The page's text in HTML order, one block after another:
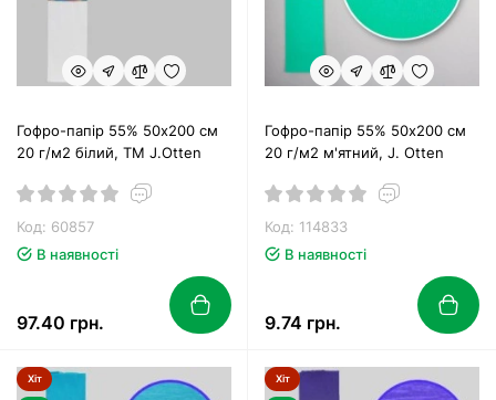
Гофро-папір 55% 50х200 см
20 г/м2 білий, TM J.Otten
Код: 60857
В наявності
97.40 грн.
Гофро-папір 55% 50х200 см
20 г/м2 м'ятний, J. Otten
Код: 114833
В наявності
9.74 грн.
Хіт Хіт